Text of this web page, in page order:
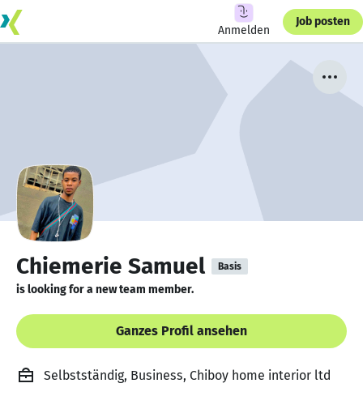
Anmelden
Job posten
Chiemerie Samuel Basis
is looking for a new team member.
Ganzes Profil ansehen
Selbstständig, Business, Chiboy home interior ltd